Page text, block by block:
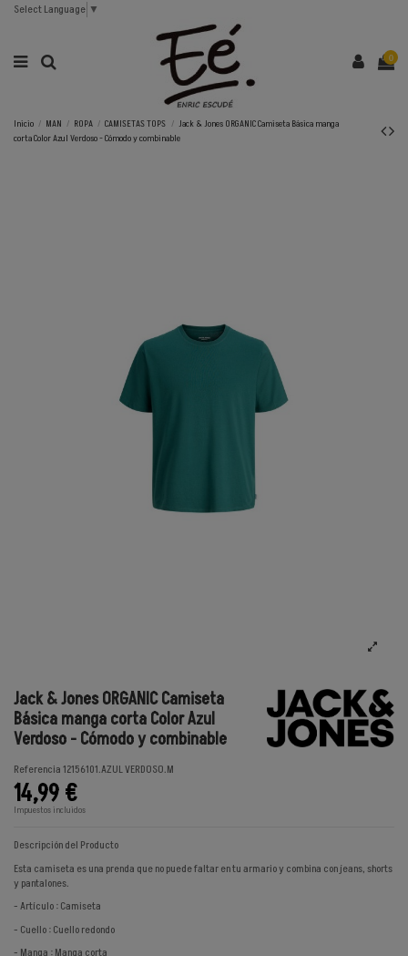
Select Language ▼
0
Inicio MAN ROPA CAMISETAS TOPS
Jack & Jones ORGANIC Camiseta Básica manga
corta Color Azul Verdoso - Cómodo y combinable
Jack & Jones ORGANIC Camiseta
Básica manga corta Color Azul
Verdoso - Cómodo y combinable
Referencia12156101.AZUL VERDOSO.M
14,99 €
Impuestos incluidos
Descripción del Producto
Esta camiseta es una prenda que no puede faltar en tu armario y combina con jeans, shorts
y pantalones.
- Artículo : Camiseta
- Cuello : Cuello redondo